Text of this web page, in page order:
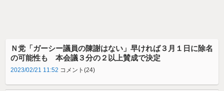
Ｎ党「ガーシー議員の陳謝はない」早ければ３月１日に除名
の可能性も 本会議３分の２以上賛成で決定
2023/02/21 11:52 コメント(24)